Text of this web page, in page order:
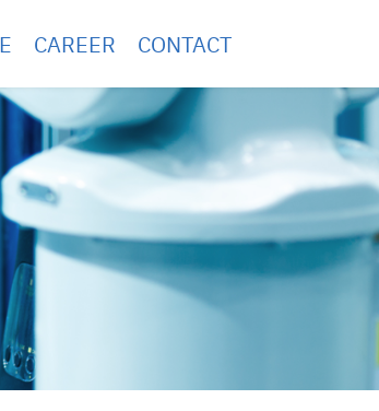
CAREER CONTACT